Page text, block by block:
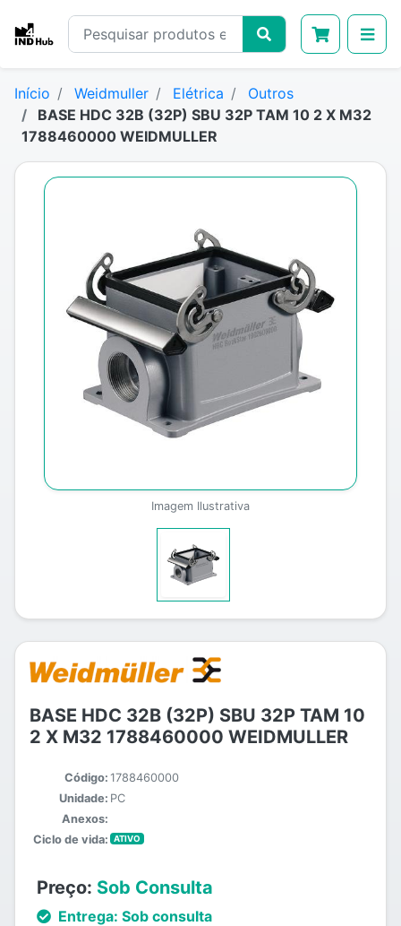
Início Weidmuller Elétrica
Outros
BASE HDC 32B (32P) SBU 32P TAM 10 2 X M32
1788460000 WEIDMULLER
Imagem Ilustrativa
BASE HDC 32B (32P) SBU 32P TAM 10
2 X M32 1788460000 WEIDMULLER
Código: 1788460000
Unidade: PC
Anexos:
Ciclo de vida:
ATIVO
Preço: Sob Consulta
Entrega: Sob consulta